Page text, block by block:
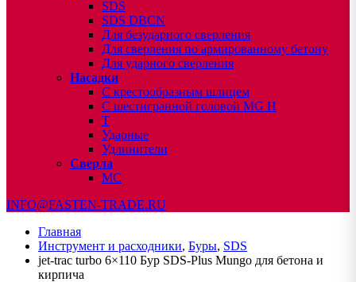
SDS
SDS DBCN
Для безударного сверления
Для сверления по армированному бетону
Для ударного сверления
Насадки
С крестообразным шлицем
С шестигранной головой MG H
T
Ударные
Удлинители
Сверла
МС
INFO@FASTEN-TRADE.RU
Главная
Инструмент и расходники, Буры, SDS
jet-trac turbo 6×110 Бур SDS-Plus Mungo для бетона и
кирпича